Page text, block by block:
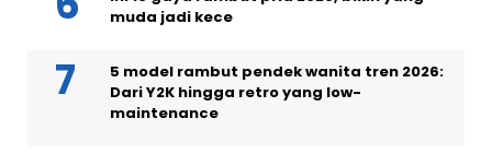
muda jadi kece
5 model rambut pendek wanita tren 2026:
Dari Y2K hingga retro yang low-
maintenance